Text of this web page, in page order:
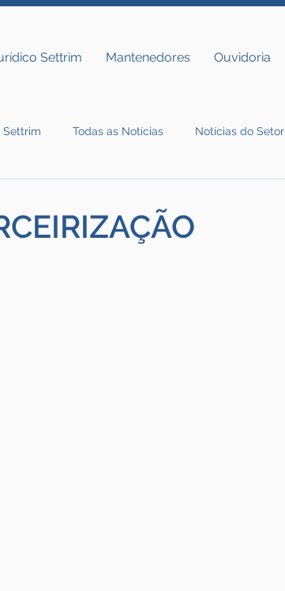
Settrim Mantenedores Ouvidoria
Settrim Todas as Notícias Notícias do Setor